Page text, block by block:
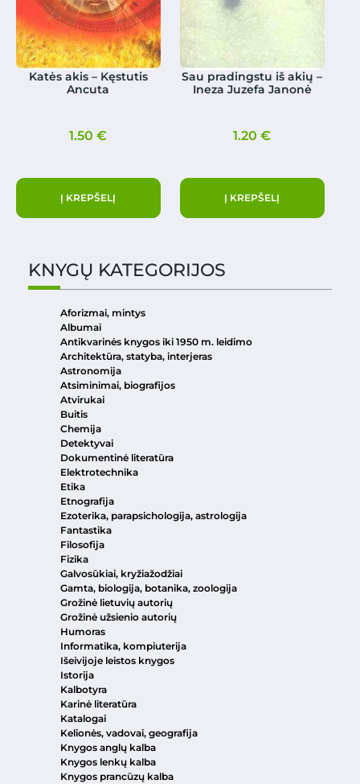
Katės akis – Kęstutis
Ancuta
1.50€
Į KREPŠELĮ
Sau pradingstu iš akių –
Ineza Juzefa Janonė
1.20€
Į KREPŠELĮ
KNYGŲ KATEGORIJOS
Aforizmai, mintys
Albumai
Antikvarinės knygos iki 1950 m. leidimo
Architektūra, statyba, interjeras
Astronomija
Atsiminimai, biografijos
Atvirukai
Buitis
Chemija
Detektyvai
Dokumentinė literatūra
Elektrotechnika
Etika
Etnografija
Ezoterika, parapsichologija, astrologija
Fantastika
Filosofija
Fizika
Galvosūkiai, kryžiažodžiai
Gamta, biologija, botanika, zoologija
Grožinė lietuvių autorių
Grožinė užsienio autorių
Humoras
Informatika, kompiuterija
Išeivijoje leistos knygos
Istorija
Kalbotyra
Karinė literatūra
Katalogai
Kelionės, vadovai, geografija
Knygos anglų kalba
Knygos lenkų kalba
Knygos prancūzų kalba